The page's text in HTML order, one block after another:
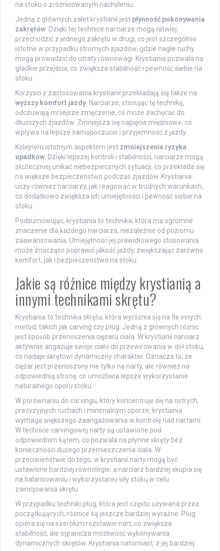
na stoku o zróżnicowanym nachyleniu.
Jedną z głównych zalet krystianii jest płynność pokonywania
zakrętów. Dzięki tej technice narciarze mogą łatwiej
przechodzić z jednego zakrętu w drugi, co jest szczególnie
istotne w przypadku stromych zjazdów, gdzie nagłe ruchy
mogą prowadzić do utraty równowagi. Krystiania pozwala na
gładkie przejścia, co zwiększa stabilność i pewność siebie na
stoku.
Korzyści z zastosowania krystianii przekładają się także na
wyższy komfort jazdy. Narciarze, stosując tę technikę,
odczuwają mniejsze zmęczenie, co może zachęcać do
dłuższych zjazdów. Zmniejsza się napięcie mięśniowe, co
wpływa na lepsze samopoczucie i przyjemność z jazdy.
Kolejnym istotnym aspektem jest zmniejszenie ryzyka
upadków. Dzięki lepszej kontroli i stabilności, narciarze mogą
skuteczniej unikać niebezpiecznych sytuacji, co przekłada się
na większe bezpieczeństwo podczas zjazdów. Krystiania
uczy również narciarzy, jak reagować w trudnych warunkach,
co dodatkowo zwiększa ich umiejętności i pewność siebie na
stoku.
Podsumowując, krystiania to technika, która ma ogromne
znaczenie dla każdego narciarza, niezależnie od poziomu
zaawansowania. Umiejętność jej prawidłowego stosowania
może znacząco poprawić jakość jazdy, zwiększając zarówno
komfort, jak i bezpieczeństwo na stoku.
Jakie są różnice między krystianią a
innymi technikami skrętu?
Krystiania to technika skrętu, która wyróżnia się na tle innych
metod, takich jak carving czy pług. Jedną z głównych różnic
jest sposób przenoszenia ciężaru ciała. W krystianii narciarz
aktywnie angażuje swoje ciało do przewirowania w dół stoku,
co nadaje skrętowi dynamiczny charakter. Oznacza to, że
ciężar jest przenoszony nie tylko na narty, ale również na
odpowiednią stronę, co umożliwia lepsze wykorzystanie
naturalnego oporu stoku.
W porównaniu do carvingu, który koncentruje się na ostrych,
precyzyjnych ruchach i minimalnym oporze, krystiania
wymaga większego zaangażowania w kontrolę nad nartami.
W technice carvingowej narty są ustawione pod
odpowiednim kątem, co pozwala na płynne skręty bez
konieczności dużego przemieszczenia ciała. W
przeciwieństwie do tego, w krystianii narty mogą być
ustawione bardziej równolegle, a narciarz bardziej skupia się
na balansowaniu i wykorzystaniu siły stoku w celu
zainicjowania skrętu.
W przypadku techniki pług, która jest często używana przez
początkujących, różnice są jeszcze bardziej wyraźne. Pług
opiera się na szerokim rozstawie nart, co zwiększa
stabilność, ale ogranicza możliwość wykonywania
dynamicznych skrętów. Krystiania natomiast, z jej bardziej